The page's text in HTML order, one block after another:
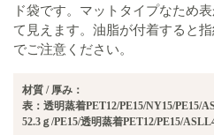
ド袋です。マットタイプなため
て見えます。油脂が付着すると
でご注意ください。
材質 / 厚み：
表：透明蒸着PET12/PE15/NY15/
52.3ｇ/PE15/透明蒸着PET12/PE15/